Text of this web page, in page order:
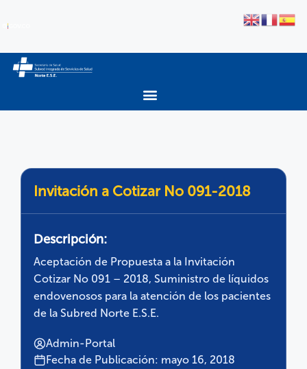
Invitación a Cotizar No 091-2018
Descripción:
Aceptación de Propuesta a la Invitación
Cotizar No 091 – 2018, Suministro de líquidos
endovenosos para la atención de los pacientes
de la Subred Norte E.S.E.
Admin-Portal
Fecha de Publicación: mayo 16, 2018